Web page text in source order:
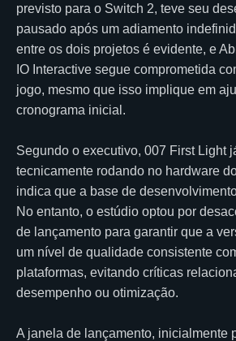
previsto para o Switch 2, teve seu
pausado após um adiamento
entre os dois projetos é evidente, e
IO Interactive segue comprometida
jogo, mesmo que isso implique em
cronograma inicial.
Segundo o executivo, 007 First Light
tecnicamente rodando no hardware
indica que a base de
No entanto, o estúdio optou por
de lançamento para garantir que a
um nível de qualidade consistente
plataformas, evitando críticas
desempenho ou otimização.
A janela de lançamento, inicialmente